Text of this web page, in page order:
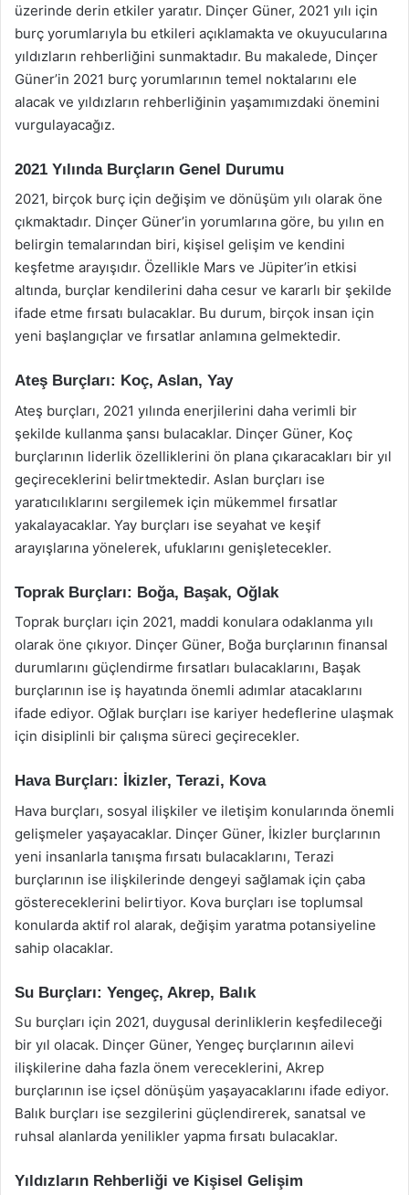
üzerinde derin etkiler yaratır. Dinçer Güner, 2021 yılı için
burç yorumlarıyla bu etkileri açıklamakta ve okuyucularına
yıldızların rehberliğini sunmaktadır. Bu makalede, Dinçer
Güner’in 2021 burç yorumlarının temel noktalarını ele
alacak ve yıldızların rehberliğinin yaşamımızdaki önemini
vurgulayacağız.
2021 Yılında Burçların Genel Durumu
2021, birçok burç için değişim ve dönüşüm yılı olarak öne
çıkmaktadır. Dinçer Güner’in yorumlarına göre, bu yılın en
belirgin temalarından biri, kişisel gelişim ve kendini
keşfetme arayışıdır. Özellikle Mars ve Jüpiter’in etkisi
altında, burçlar kendilerini daha cesur ve kararlı bir şekilde
ifade etme fırsatı bulacaklar. Bu durum, birçok insan için
yeni başlangıçlar ve fırsatlar anlamına gelmektedir.
Ateş Burçları: Koç, Aslan, Yay
Ateş burçları, 2021 yılında enerjilerini daha verimli bir
şekilde kullanma şansı bulacaklar. Dinçer Güner, Koç
burçlarının liderlik özelliklerini ön plana çıkaracakları bir yıl
geçireceklerini belirtmektedir. Aslan burçları ise
yaratıcılıklarını sergilemek için mükemmel fırsatlar
yakalayacaklar. Yay burçları ise seyahat ve keşif
arayışlarına yönelerek, ufuklarını genişletecekler.
Toprak Burçları: Boğa, Başak, Oğlak
Toprak burçları için 2021, maddi konulara odaklanma yılı
olarak öne çıkıyor. Dinçer Güner, Boğa burçlarının finansal
durumlarını güçlendirme fırsatları bulacaklarını, Başak
burçlarının ise iş hayatında önemli adımlar atacaklarını
ifade ediyor. Oğlak burçları ise kariyer hedeflerine ulaşmak
için disiplinli bir çalışma süreci geçirecekler.
Hava Burçları: İkizler, Terazi, Kova
Hava burçları, sosyal ilişkiler ve iletişim konularında önemli
gelişmeler yaşayacaklar. Dinçer Güner, İkizler burçlarının
yeni insanlarla tanışma fırsatı bulacaklarını, Terazi
burçlarının ise ilişkilerinde dengeyi sağlamak için çaba
göstereceklerini belirtiyor. Kova burçları ise toplumsal
konularda aktif rol alarak, değişim yaratma potansiyeline
sahip olacaklar.
Su Burçları: Yengeç, Akrep, Balık
Su burçları için 2021, duygusal derinliklerin keşfedileceği
bir yıl olacak. Dinçer Güner, Yengeç burçlarının ailevi
ilişkilerine daha fazla önem vereceklerini, Akrep
burçlarının ise içsel dönüşüm yaşayacaklarını ifade ediyor.
Balık burçları ise sezgilerini güçlendirerek, sanatsal ve
ruhsal alanlarda yenilikler yapma fırsatı bulacaklar.
Yıldızların Rehberliği ve Kişisel Gelişim